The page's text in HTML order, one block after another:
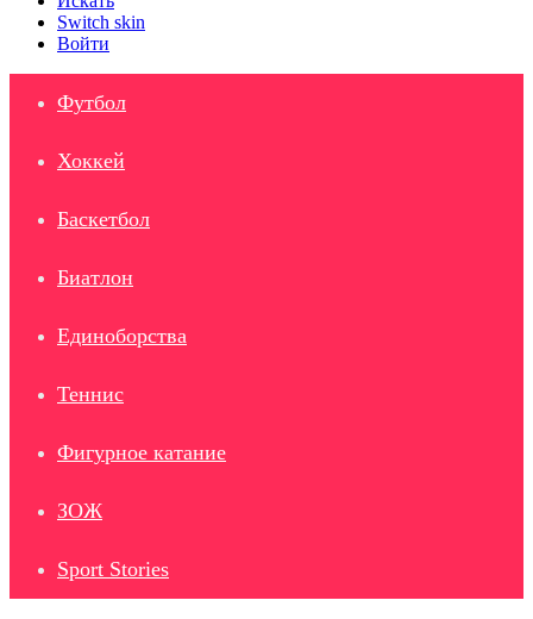
Switch skin
Войти
Футбол
Хоккей
Баскетбол
Биатлон
Единоборства
Теннис
Фигурное катание
ЗОЖ
Sport Stories